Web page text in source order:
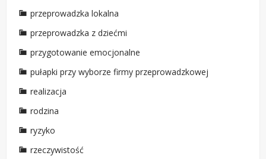
przeprowadzka lokalna
przeprowadzka z dziećmi
przygotowanie emocjonalne
pułapki przy wyborze firmy przeprowadzkowej
realizacja
rodzina
ryzyko
rzeczywistość